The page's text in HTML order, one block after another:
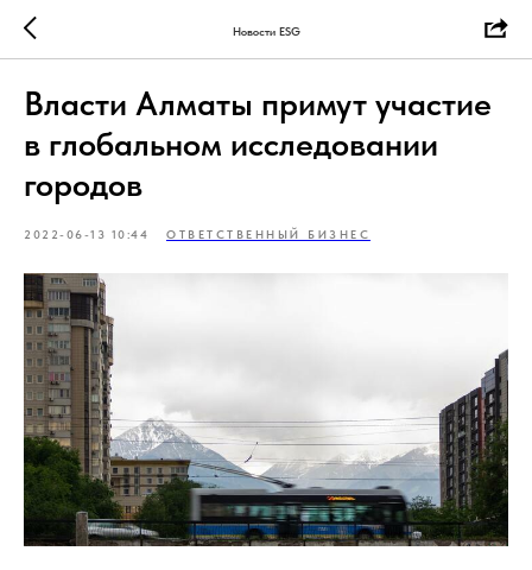
Новости ESG
Власти Алматы примут участие
в глобальном исследовании
городов
2022-06-13 10:44 ОТВЕТСТВЕННЫЙ БИЗНЕС